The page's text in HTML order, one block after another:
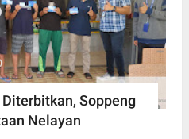
Soppeng
Nelayan